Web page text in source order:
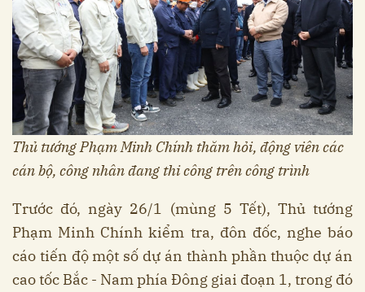
Thủ tướng Phạm Minh Chính thăm hỏi, động viên các
cán bộ, công nhân đang thi công trên công trình
Trước đó, ngày 26/1 (mùng 5 Tết), Thủ tướng
Phạm Minh Chính kiểm tra, đôn đốc, nghe báo
cáo tiến độ một số dự án thành phần thuộc dự án
cao tốc Bắc - Nam phía Đông giai đoạn 1, trong đó